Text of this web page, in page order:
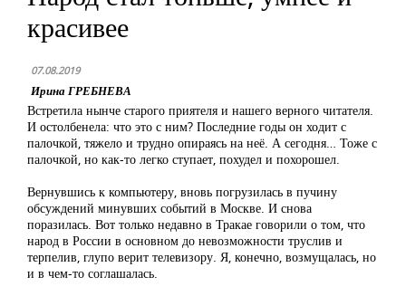
красивее
07.08.2019
Ирина ГРЕБНЕВА
Встретила нынче старого приятеля и нашего верного читателя.
И остолбенела: что это с ним? Последние годы он ходит с
палочкой, тяжело и трудно опираясь на неё. А сегодня… Тоже с
палочкой, но как-то легко ступает, похудел и похорошел.
Вернувшись к компьютеру, вновь погрузилась в пучину
обсуждений минувших событий в Москве. И снова
поразилась. Вот только недавно в Тракае говорили о том, что
народ в России в основном до невозможности труслив и
терпелив, глупо верит телевизору. Я, конечно, возмущалась, но
и в чем-то соглашалась.